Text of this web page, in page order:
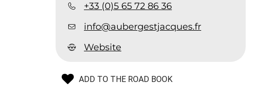
+33 (0)5 65 72 86 36
info@aubergestjacques.fr
Website
ADD TO THE ROAD BOOK